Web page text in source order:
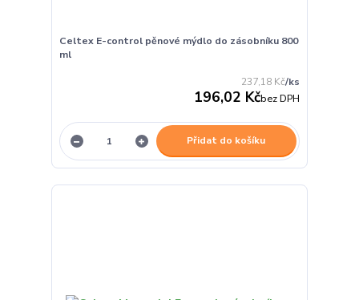
Celtex E-control pěnové mýdlo do zásobníku 800
ml
237,18 Kč/ks
196,02 Kčbez DPH
Přidat do košíku